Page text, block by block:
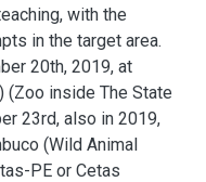
with the
in the target area.
20th, 2019, at
(Zoo inside The State
23rd, also in 2019,
(Wild Animal
PE or Cetas